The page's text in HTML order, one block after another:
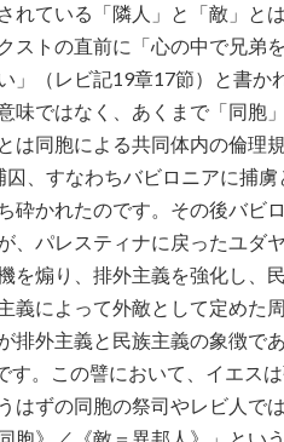
れている「隣人」と「敵」と
ストの直前に「心の中で兄弟
」（レビ記19章17節）と書
味ではなく、あくまで「同胞
は同胞による共同体内の倫理
囚、すなわちバビロニアに捕
砕かれたのです。その後バビ
、パレスティナに戻ったユダ
を煽り、排外主義を強化し、
義によって外敵として定めた
排外主義と民族主義の象徴で
す。この譬において、イエス
はずの同胞の祭司やレビ人